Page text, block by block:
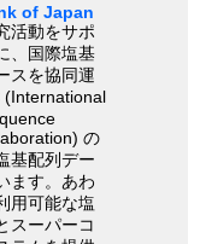
of Japan
活動をサポ
、国際塩基
スを協同運
(International
の
基配列デー
ます。あわ
用可能な塩
スーパーコ